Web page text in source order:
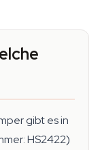
gibt es in
HS2422)